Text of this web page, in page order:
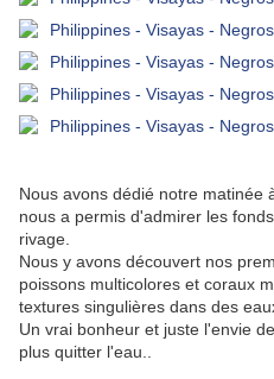
Nous avons dédié notre matinée
nous a permis d'admirer les
rivage.
Nous y avons découvert nos
poissons multicolores et coraux
textures singulières dans des
Un vrai bonheur et juste l'envie
plus quitter l'eau..